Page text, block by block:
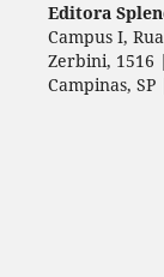
Editora
Campus I,
Zerbini, 1516
Campinas, SP